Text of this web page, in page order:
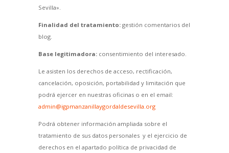
Sevilla».
Finalidad del tratamiento:gestión comentarios del
blog.
Base legitimadora:consentimiento del interesado.
Le asisten los derechos de acceso, rectificación,
cancelación, oposición, portabilidad y limitación que
podrá ejercer en nuestras oficinas o en el email:
admin@igpmanzanillaygordaldesevilla.org
Podrá obtener información ampliada sobre el
tratamiento de sus datos personales y el ejercicio de
derechos en el apartado política de privacidad de